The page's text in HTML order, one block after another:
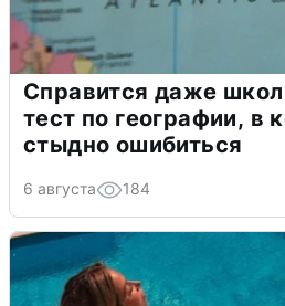
Справится даже
тест по географии, в
стыдно ошибиться
6 августа 184